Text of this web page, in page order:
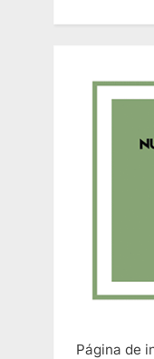
Página de